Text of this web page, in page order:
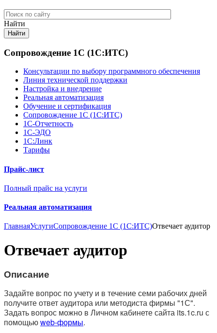
Найти
Сопровождение 1С (1С:ИТС)
Консультации по выбору программного обеспечения
Линия технической поддержки
Настройка и внедрение
Реальная автоматизация
Обучение и сертификация
Сопровождение 1С (1С:ИТС)
1С-Отчетность
1С-ЭДО
1С:Линк
Тарифы
Прайс-лист
Полный прайс на услуги
Реальная автоматизация
ГлавнаяУслугиСопровождение 1С (1С:ИТС)Отвечает аудитор
Отвечает аудитор
Описание
Задайте вопрос по учету и в течение семи рабочих дней
получите ответ аудитора или методиста фирмы "1С".
Задать вопрос можно в Личном кабинете сайта its.1c.ru с
помощьюweb-формы.